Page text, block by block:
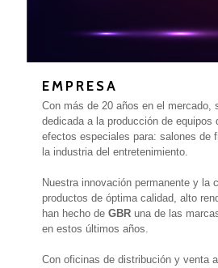
EMPRESA
Con más de 20 años en el mercado,
dedicada a la producción de equipos
efectos especiales para: salones de
la industria del entretenimiento.
Nuestra innovación permanente y la
productos de óptima calidad, alto
han hecho deGBR una de las
en estos últimos años.
Con oficinas de distribución y venta